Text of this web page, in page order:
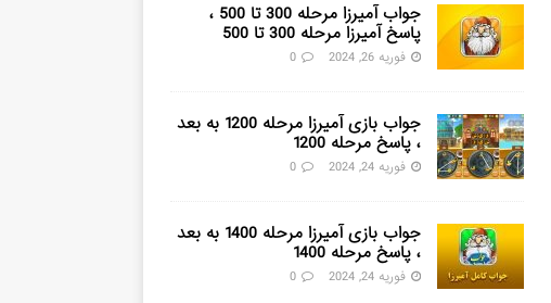
جواب آمیرزا مرحله 300 تا 500 ،
پاسخ آمیرزا مرحله 300 تا 500
فوریه 26, 2024 0
جواب بازی آمیرزا مرحله 1200 به بعد
، پاسخ مرحله 1200
فوریه 24, 2024 0
جواب بازی آمیرزا مرحله 1400 به بعد
، پاسخ مرحله 1400
فوریه 24, 2024 0